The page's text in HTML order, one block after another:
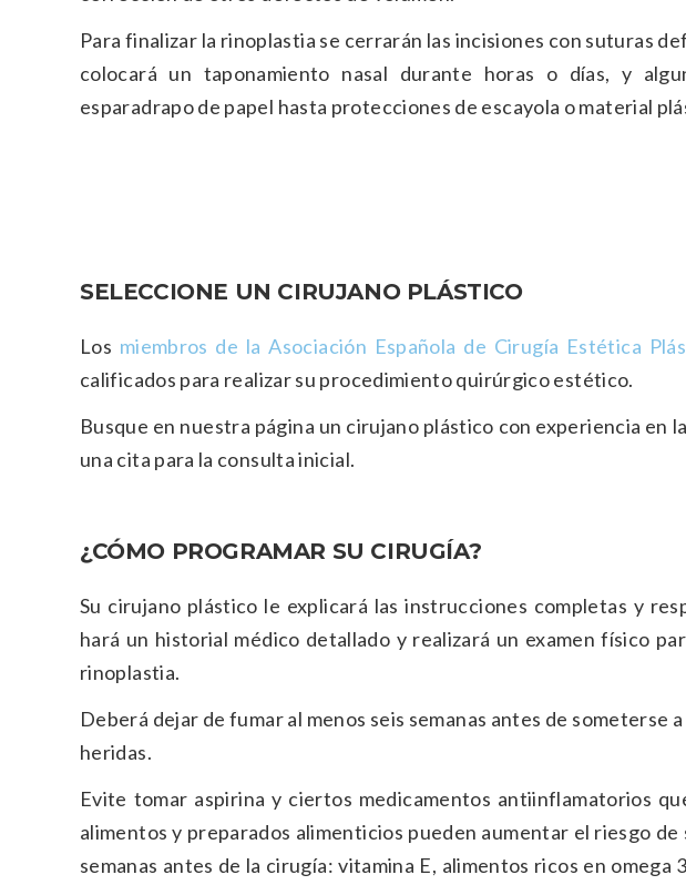
Para finalizar la rinoplastia se cerrarán las incisiones con suturas
colocará un taponamiento nasal durante horas o días, y
esparadrapo de papel hasta protecciones de escayola o material
SELECCIONE UN CIRUJANO PLÁSTICO
Los miembros de la Asociación Española de Cirugía Estética
calificados para realizar su procedimiento quirúrgico estético.
Busque en nuestra página un cirujano plástico con experiencia en
una cita para la consulta inicial.
¿CÓMO PROGRAMAR SU CIRUGÍA?
Su cirujano plástico le explicará las instrucciones completas y
hará un historial médico detallado y realizará un examen físico
rinoplastia.
Deberá dejar de fumar al menos seis semanas antes de someterse
heridas.
Evite tomar aspirina y ciertos medicamentos antiinflamatorios
alimentos y preparados alimenticios pueden aumentar el riesgo
semanas antes de la cirugía: vitamina E, alimentos ricos en omega